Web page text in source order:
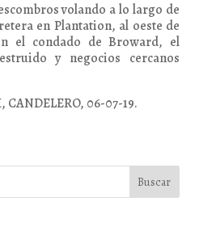
volando a lo largo de
en Plantation, al oeste de
el condado de Broward, el
y negocios cercanos
06-07-19.